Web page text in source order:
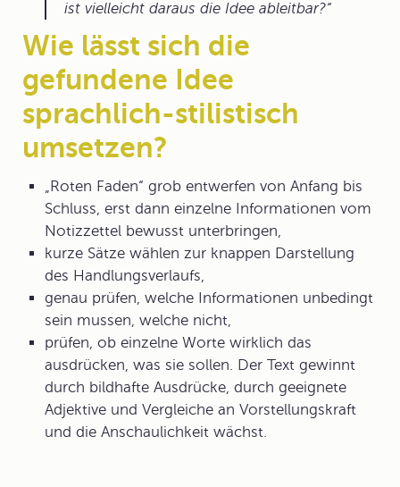
ist vielleicht daraus die Idee ableitbar?
Wie lässt sich die
gefundene Idee
sprachlich-stilistisch
umsetzen?
„Roten Faden“ grob entwerfen von Anfang bis
Schluss, erst dann einzelne Informationen vom
Notizzettel bewusst unterbringen,
kurze Sätze wählen zur knappen Darstellung
des Handlungsverlaufs,
genau prüfen, welche Informationen unbedingt
sein mussen, welche nicht,
prüfen, ob einzelne Worte wirklich das
ausdrücken, was sie sollen. Der Text gewinnt
durch bildhafte Ausdrücke, durch geeignete
Adjektive und Vergleiche an Vorstellungskraft
und die Anschaulichkeit wächst.